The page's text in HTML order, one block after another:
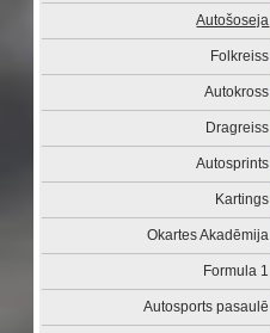
Autošoseja
Folkreiss
Autokross
Dragreiss
Autosprints
Kartings
Okartes Akadēmija
Formula 1
Autosports pasaulē